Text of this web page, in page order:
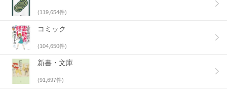
(119,654件)
コミック
(104,650件)
新書・文庫
(91,697件)